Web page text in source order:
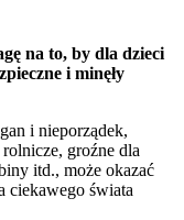
na to, by dla dzieci
i minęły
i nieporządek,
groźne dla
itd., może okazać
ciekawego świata